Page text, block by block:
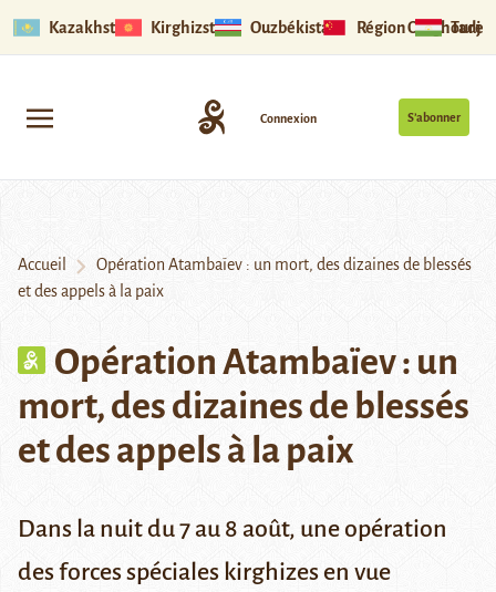
Kazakhstan Kirghizstan Ouzbékistan Région Ouïghoure
S’abonner
Connexion
Accueil
Opération Atambaïev : un mort, des dizaines de blessés
et des appels à la paix
Opération Atambaïev : un
mort, des dizaines de blessés
et des appels à la paix
Dans la nuit du 7 au 8 août, une opération
des forces spéciales kirghizes en vue